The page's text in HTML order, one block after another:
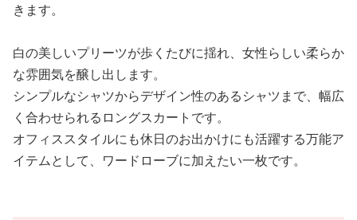
きます。
白の美しいプリーツが歩くたびに揺れ、女性らしい柔らか
な雰囲気を醸し出します。
シンプルなシャツからデザイン性のあるシャツまで、幅広
く合わせられるロングスカートです。
オフィススタイルにも休日のお出かけにも活躍する万能ア
イテムとして、ワードローブに加えたい一枚です。